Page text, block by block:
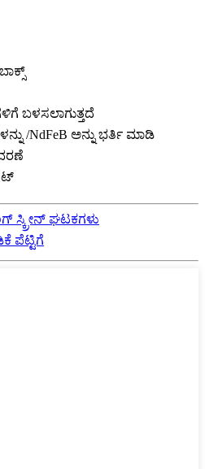
ಬಳಸಲಾಗುತ್ತದೆ
/NdFeB ಅನ್ನು ಭರ್ತಿ ಮಾಡಿ
ಸ್ಕ್ರೀನ್ ಘಟಕಗಳು
ಪೆಟ್ಟಿಗೆ